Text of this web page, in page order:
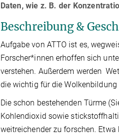
Daten, wie z. B. der
Beschreibung &
Aufgabe von ATTO ist es,
Forscher*innen erhoffen sich
verstehen. Außerdem werden
die wichtig für die Wolkenbildung
Die schon bestehenden Türme
Kohlendioxid sowie
weitreichender zu forschen.